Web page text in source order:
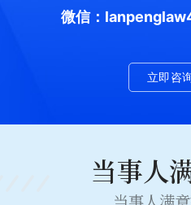
微信：
立即咨
当事人
当事人满